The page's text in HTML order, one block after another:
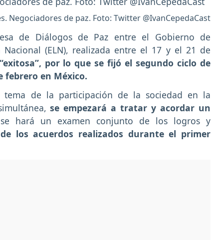
Negociadores de paz. Foto: Twitter @IvanCepedaCast
de Diálogos de Paz entre el Gobierno de
(ELN), realizada entre el 17 y el 21 de
por lo que se fijó el segundo ciclo de
febrero en México.
de la participación de la sociedad en la
se empezará a tratar y acordar un
hará un examen conjunto de los logros y
los acuerdos realizados durante el primer